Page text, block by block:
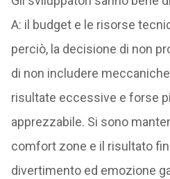
A: il budget e le risorse
perciò, la decisione di non
di non includere
risultate eccessive e forse
apprezzabile. Si sono
comfort zone e il risultato
divertimento ed emozione